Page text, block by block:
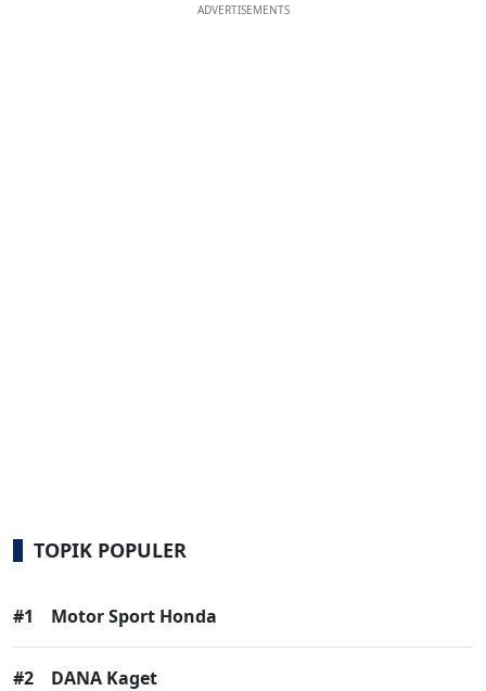
ADVERTISEMENTS
TOPIK POPULER
#1 Motor Sport Honda
#2 DANA Kaget